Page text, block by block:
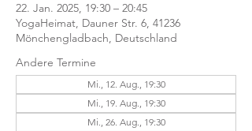
22. Jan. 2025, 19:30 – 20:45
YogaHeimat, Dauner Str. 6, 41236
Mönchengladbach, Deutschland
Andere Termine
Mi., 12. Aug., 19:30
Mi., 19. Aug., 19:30
Mi., 26. Aug., 19:30